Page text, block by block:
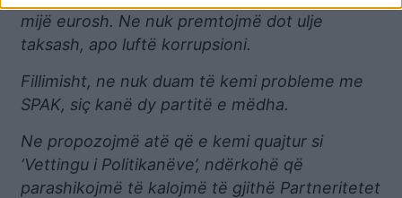
mijë eurosh. Ne nuk premtojmë dot ulje
taksash, apo luftë korrupsioni.
Fillimisht, ne nuk duam të kemi probleme me
SPAK, siç kanë dy partitë e mëdha.
Ne propozojmë atë që e kemi quajtur si
‘Vettingu i Politikanëve’, ndërkohë që
parashikojmë të kalojmë të gjithë Partneritetet